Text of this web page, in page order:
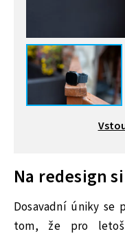
Na redesign
Dosavadní úniky se
tom, že pro